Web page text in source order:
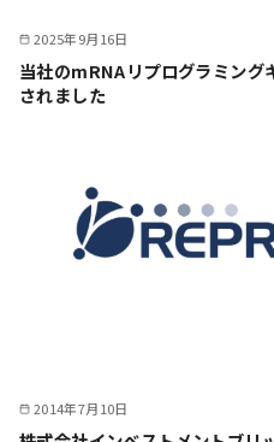
2025年9月16日
当社のmRNAリプログラミング
されました
2014年7月10日